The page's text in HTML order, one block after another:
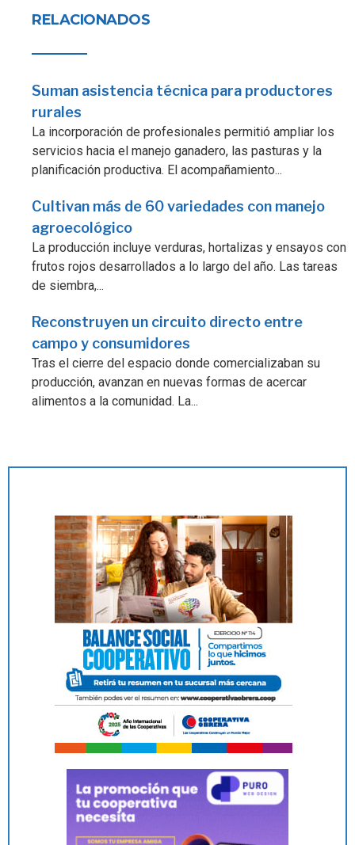
RELACIONADOS
Suman asistencia técnica para productores
rurales
La incorporación de profesionales permitió ampliar los
servicios hacia el manejo ganadero, las pasturas y la
planificación productiva. El acompañamiento...
Cultivan más de 60 variedades con manejo
agroecológico
La producción incluye verduras, hortalizas y ensayos con
frutos rojos desarrollados a lo largo del año. Las tareas
de siembra,...
Reconstruyen un circuito directo entre
campo y consumidores
Tras el cierre del espacio donde comercializaban su
producción, avanzan en nuevas formas de acercar
alimentos a la comunidad. La...